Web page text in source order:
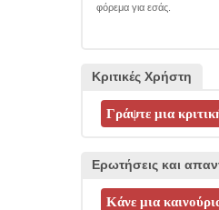
φόρεμα για εσάς.
Κριτικές Χρήστη
Ερωτήσεις και